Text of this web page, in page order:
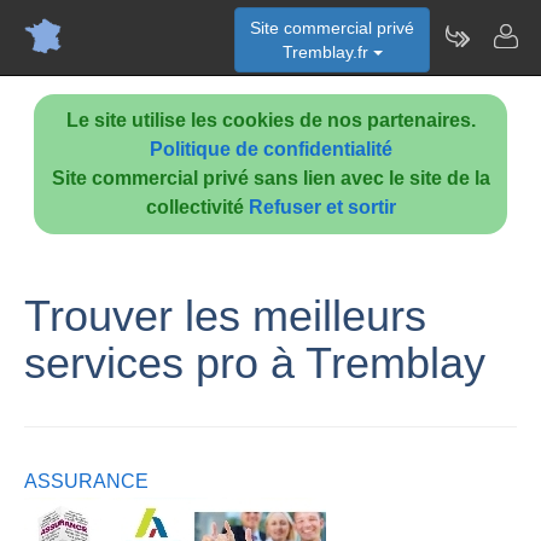
Le site utilise les cookies de nos partenaires.
Politique de confidentialité
Site commercial privé sans lien avec le site de la
collectivité Refuser et sortir
Site commercial privé
Tremblay.fr
Trouver les meilleurs
services pro à Tremblay
ASSURANCE